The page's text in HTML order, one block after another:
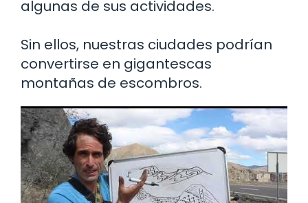
algunas de sus actividades.
Sin ellos, nuestras ciudades podrían
convertirse en gigantescas
montañas de escombros.